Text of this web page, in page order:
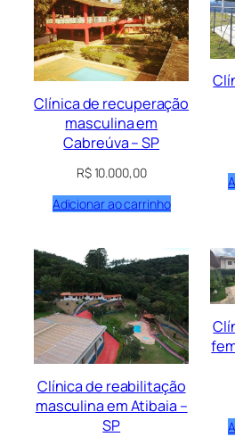
Clínica de recuperação
masculina em
Cabreúva – SP
R$10.000,00
Adicionar ao carrinho
Clínica de reabilitação
masculina em Atibaia –
SP